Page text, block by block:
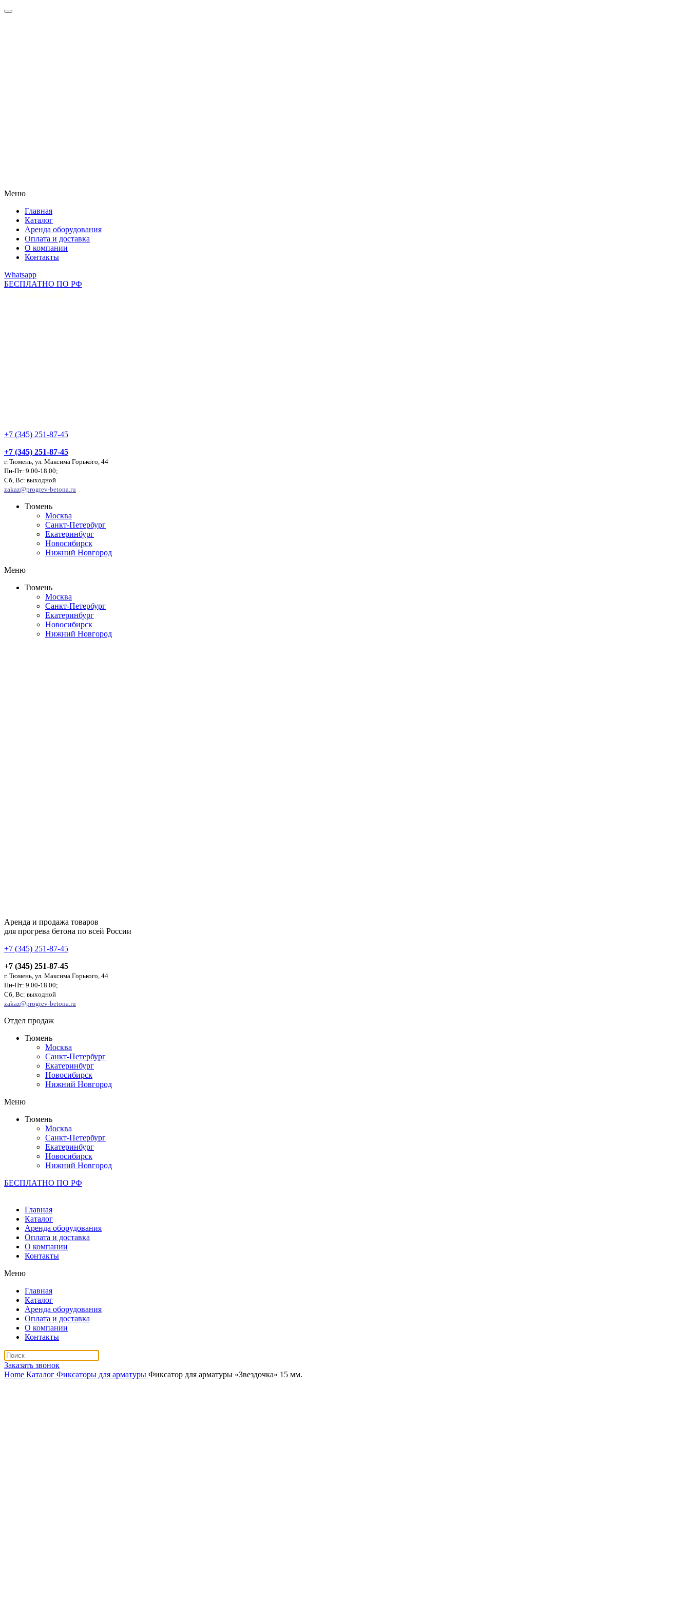
Меню
Главная
Каталог
Аренда оборудования
Оплата и доставка
О компании
Контакты
Whatsapp
БЕСПЛАТНО ПО РФ
+7 (345) 251-87-45
+7 (345) 251-87-45
г. Тюмень, ул. Максима Горького, 44
Пн-Пт: 9.00-18.00;
Сб, Вс: выходной
zakaz@progrev-betona.ru
Тюмень
Москва
Санкт-Петербург
Екатеринбург
Новосибирск
Нижний Новгород
Меню
Тюмень
Москва
Санкт-Петербург
Екатеринбург
Новосибирск
Нижний Новгород
Аренда и продажа товаров
для прогрева бетона по всей России
+7 (345) 251-87-45
+7 (345) 251-87-45
г. Тюмень, ул. Максима Горького, 44
Пн-Пт: 9.00-18.00;
Сб, Вс: выходной
zakaz@progrev-betona.ru
Отдел продаж
Тюмень
Москва
Санкт-Петербург
Екатеринбург
Новосибирск
Нижний Новгород
Меню
Тюмень
Москва
Санкт-Петербург
Екатеринбург
Новосибирск
Нижний Новгород
БЕСПЛАТНО ПО РФ
Главная
Каталог
Аренда оборудования
Оплата и доставка
О компании
Контакты
Меню
Главная
Каталог
Аренда оборудования
Оплата и доставка
О компании
Контакты
Заказать звонок
Home Каталог Фиксаторы для арматуры Фиксатор для арматуры «Звездочка» 15 мм.